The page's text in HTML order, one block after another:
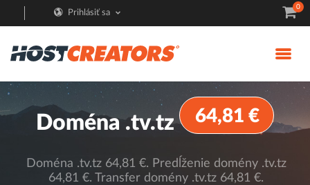
Prihlásiť sa
0
Doména .tv.tz 64,81 €
Doména .tv.tz 64,81 €. Predĺženie domény .tv.tz
64,81 €. Transfer domény .tv.tz 64,81 €.